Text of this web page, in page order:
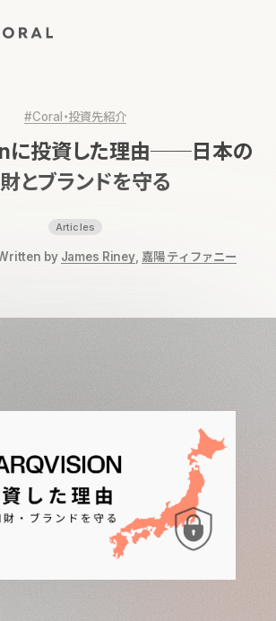
ージへ戻る
#Coral・投資先紹介
に投資した理由──日本の
とブランドを守る
Articles
by James Riney 嘉陽 ティファニー